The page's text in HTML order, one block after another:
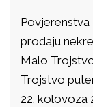
Povjerenstva
prodaju
Malo
Trojstvo
22. kolovoza